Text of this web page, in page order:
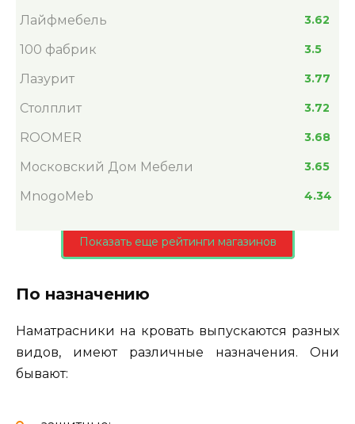
Лайфмебель 3.62
100 фабрик 3.5
Лазурит 3.77
Столплит 3.72
ROOMER 3.68
Московский Дом Мебели 3.65
MnogoMeb 4.34
Показать еще рейтинги магазинов
По назначению
Наматрасники на кровать выпускаются разных
видов, имеют различные назначения. Они
бывают: